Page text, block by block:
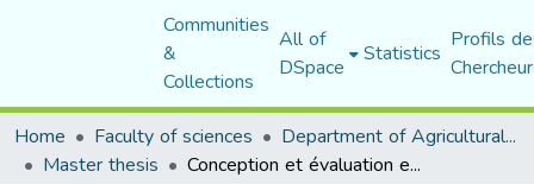
Communities
&
Collections
All of
DSpace Statistics Profils
Home
Faculty of sciences Department of Agricultural Sciences
Master thesis Conception et évaluation expérimentale d’un système d’irrigation localisé à basse pression au niveau de la station expérimental de l’université de M’sila